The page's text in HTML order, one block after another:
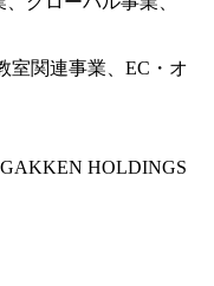
事業、EC・オ
HOLDINGS